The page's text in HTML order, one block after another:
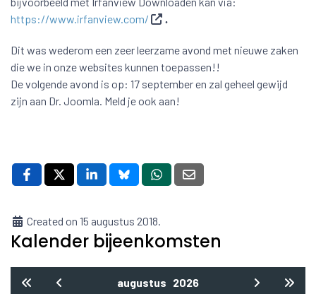
https://www.irfanview.com/
.
Dit was wederom een zeer leerzame avond met nieuwe zaken
die we in onze websites kunnen toepassen!!
De volgende avond is op: 17 september en zal geheel gewijd
zijn aan Dr. Joomla. Meld je ook aan!
Created on 15 augustus 2018.
Kalender bijeenkomsten
augustus 2026